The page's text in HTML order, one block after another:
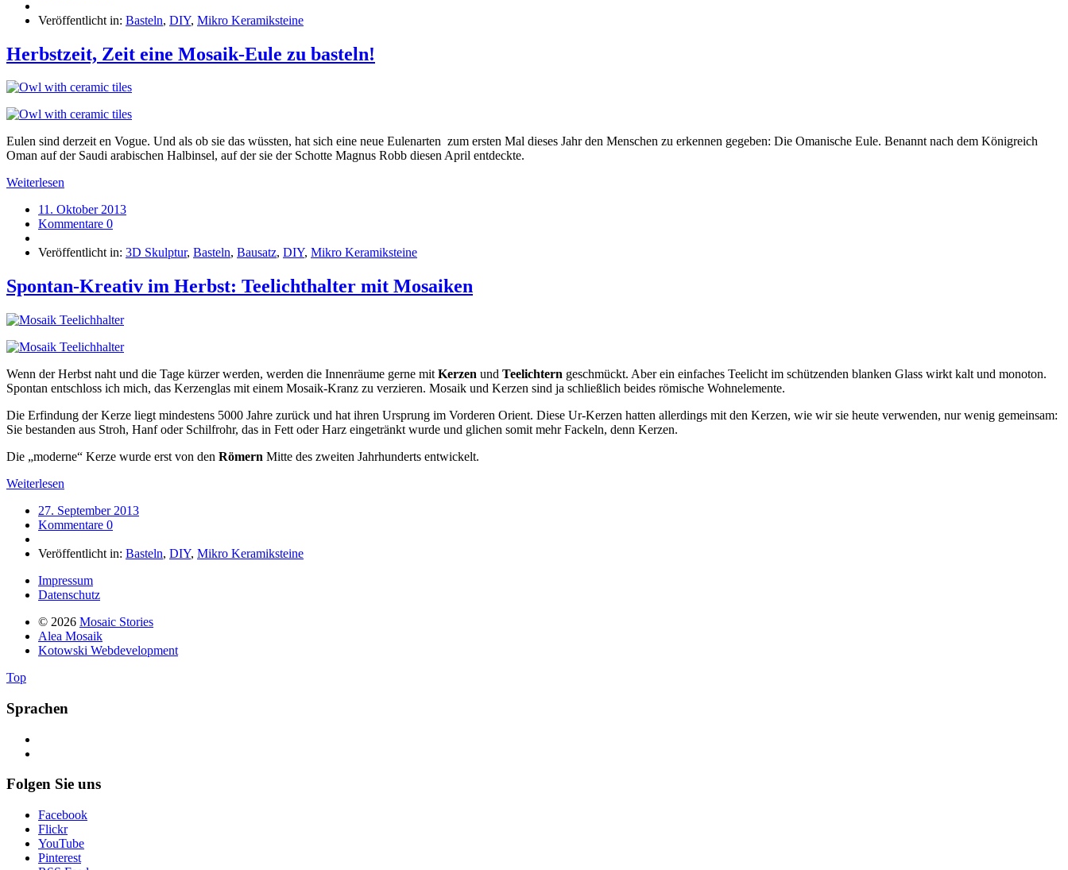
Veröffentlicht in: Basteln, DIY, Mikro Keramiksteine
Herbstzeit, Zeit eine Mosaik-Eule zu basteln!
Eulen sind derzeit en Vogue. Und als ob sie das wüssten, hat sich eine neue Eulenarten zum ersten Mal dieses Jahr den Menschen zu erkennen gegeben: Die Omanische Eule. Benannt nach dem Königreich
Oman auf der Saudi arabischen Halbinsel, auf der sie der Schotte Magnus Robb diesen April entdeckte.
Weiterlesen
11. Oktober 2013
Kommentare 0
Veröffentlicht in: 3D Skulptur, Basteln, Bausatz, DIY, Mikro Keramiksteine
Spontan-Kreativ im Herbst: Teelichthalter mit Mosaiken
Wenn der Herbst naht und die Tage kürzer werden, werden die Innenräume gerne mit Kerzen und Teelichtern geschmückt. Aber ein einfaches Teelicht im schützenden blanken Glass wirkt kalt und monoton.
Spontan entschloss ich mich, das Kerzenglas mit einem Mosaik-Kranz zu verzieren. Mosaik und Kerzen sind ja schließlich beides römische Wohnelemente.
Die Erfindung der Kerze liegt mindestens 5000 Jahre zurück und hat ihren Ursprung im Vorderen Orient. Diese Ur-Kerzen hatten allerdings mit den Kerzen, wie wir sie heute verwenden, nur wenig gemeinsam:
Sie bestanden aus Stroh, Hanf oder Schilfrohr, das in Fett oder Harz eingetränkt wurde und glichen somit mehr Fackeln, denn Kerzen.
Die „moderne“ Kerze wurde erst von den Römern Mitte des zweiten Jahrhunderts entwickelt.
Weiterlesen
27. September 2013
Kommentare 0
Veröffentlicht in: Basteln, DIY, Mikro Keramiksteine
Impressum
Datenschutz
© 2026 Mosaic Stories
Alea Mosaik
Kotowski Webdevelopment
Top
Sprachen
Folgen Sie uns
Facebook
Flickr
YouTube
Pinterest